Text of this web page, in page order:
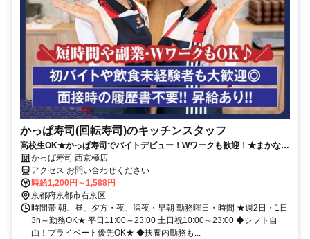
かっぱ寿司(回転寿司)のキッチンスタッフ
高校生OK★かっぱ寿司でバイトデビュー！Wワークも歓迎！★まかない
有★短時間OK★履歴書不要
かっぱ寿司 西京極店
アクセス お問い合わせください
時給1,200円～1,588円
京都府京都市右京区
時間帯 朝、昼、夕方・夜、深夜・早朝 勤務曜日・時間 ★週2日・1日
3h～勤務OK★ 平日11:00～23:00 土日祝10:00～23:00 ◆シフト自
由！プライベート優先OK★ ◆扶養内勤務も...